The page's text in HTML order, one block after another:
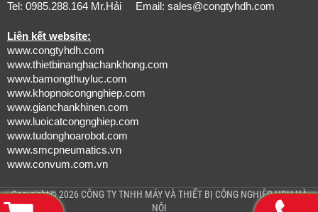
Tel: 0985.288.164 Mr.Hải Email: sales@congtyhdh.com
Liên kết website:
www.congtyhdh.com
www.thietbinanghachankhong.com
www.bamongthuyluc.com
www.khopnoicongnghiep.com
www.gianchankhinen.com
www.luoicatcongnghiep.com
www.tudonghoarobot.com
www.smcpneumatics.vn
www.convum.com.vn
Copyright© 2026 CÔNG TY TNHH MÁY VÀ THIẾT BỊ CÔNG NGHIỆP HDH HÀ
NỘI